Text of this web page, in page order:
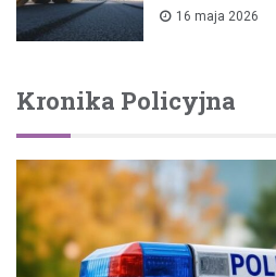
16 maja 2026
Kronika Policyjna